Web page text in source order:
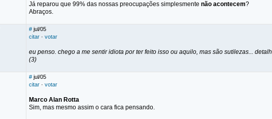
Já reparou que 99% das nossas preocupações simplesmente não acontecem?
Abraços.
# jul/05
citar · votar
eu penso. chego a me sentir idiota por ter feito isso ou aquilo, mas são sutilezas...
(3)
# jul/05
citar · votar
Marco Alan Rotta
Sim, mas mesmo assim o cara fica pensando.